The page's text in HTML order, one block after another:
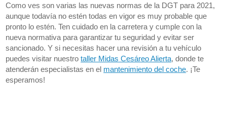
Como ves son varias las nuevas normas de la DGT para 2021,
aunque todavía no estén todas en vigor es muy probable que
pronto lo estén. Ten cuidado en la carretera y cumple con la
nueva normativa para garantizar tu seguridad y evitar ser
sancionado. Y si necesitas hacer una revisión a tu vehículo
puedes visitar nuestrotaller Midas Cesáreo Alierta, donde te
atenderán especialistas en el mantenimiento del coche. ¡Te
esperamos!